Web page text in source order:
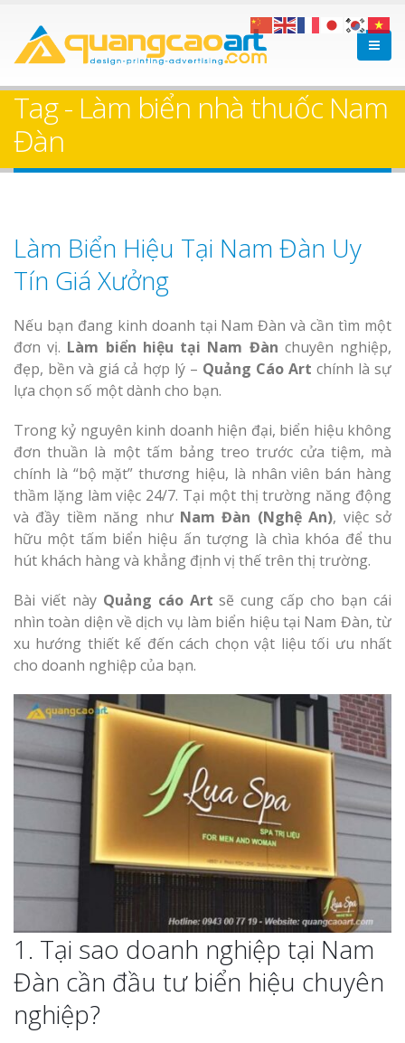
Tag - Làm biển nhà thuốc Nam
Đàn
Làm Biển Hiệu Tại Nam Đàn Uy
Tín Giá Xưởng
Nếu bạn đang kinh doanh tại Nam Đàn và cần tìm một
đơn vị. Làm biển hiệu tại Nam Đàn chuyên nghiệp,
đẹp, bền và giá cả hợp lý – Quảng Cáo Art chính là sự
lựa chọn số một dành cho bạn.
Trong kỷ nguyên kinh doanh hiện đại, biển hiệu không
đơn thuần là một tấm bảng treo trước cửa tiệm, mà
chính là “bộ mặt” thương hiệu, là nhân viên bán hàng
thầm lặng làm việc 24/7. Tại một thị trường năng động
và đầy tiềm năng như Nam Đàn (Nghệ An), việc sở
hữu một tấm biển hiệu ấn tượng là chìa khóa để thu
hút khách hàng và khẳng định vị thế trên thị trường.
Bài viết này Quảng cáo Art sẽ cung cấp cho bạn cái
nhìn toàn diện về dịch vụ làm biển hiệu tại Nam Đàn, từ
xu hướng thiết kế đến cách chọn vật liệu tối ưu nhất
cho doanh nghiệp của bạn.
1. Tại sao doanh nghiệp tại Nam
Đàn cần đầu tư biển hiệu chuyên
nghiệp?